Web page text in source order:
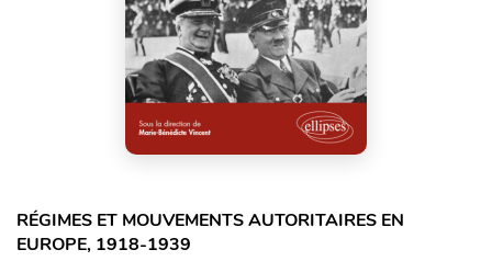
RÉGIMES ET MOUVEMENTS AUTORITAIRES EN
EUROPE, 1918-1939